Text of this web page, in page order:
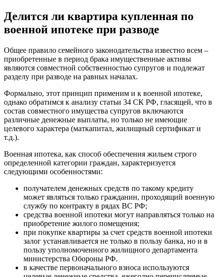
Делится ли квартира купленная по
военной ипотеке при разводе
Общее правило семейного законодательства известно всем –
приобретенные в период брака имущественные активы
являются совместной собственностью супругов и подлежат
разделу при разводе на равных началах.
Формально, этот принцип применим и к военной ипотеке,
однако обратимся к анализу статьи 34 СК РФ, гласящей, что в
состав совместного имущества супругов включаются
различные денежные выплаты, но только не имеющие
целевого характера (маткапитал, жилищный сертификат и
т.д.).
Военная ипотека, как способ обеспечения жильем строго
определенной категории граждан, характеризуется
следующими особенностями:
получателем денежных средств по такому кредиту
может являться только гражданин, проходящий военную
службу по контракту в рядах ВС РФ;
средства военной ипотеки могут направляться только на
приобретение жилого помещения;
при покупке квартиры за счет средств военной ипотеки
залог устанавливается не только в пользу банка, но и в
пользу уполномоченного жилищного департамента
министерства Обороны РФ.
в качестве первоначального взноса используются